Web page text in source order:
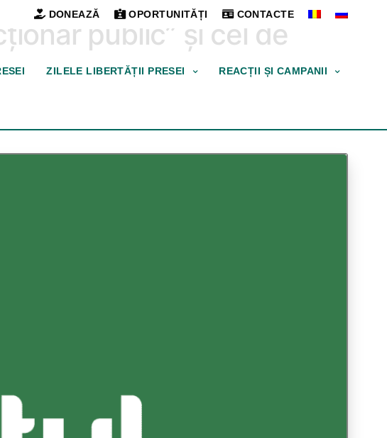
DONEAZĂ OPORTUNITĂȚI CONTACTE
ZILELE LIBERTĂȚII PRESEI REACȚII ȘI CAMPANII
public” și cel de